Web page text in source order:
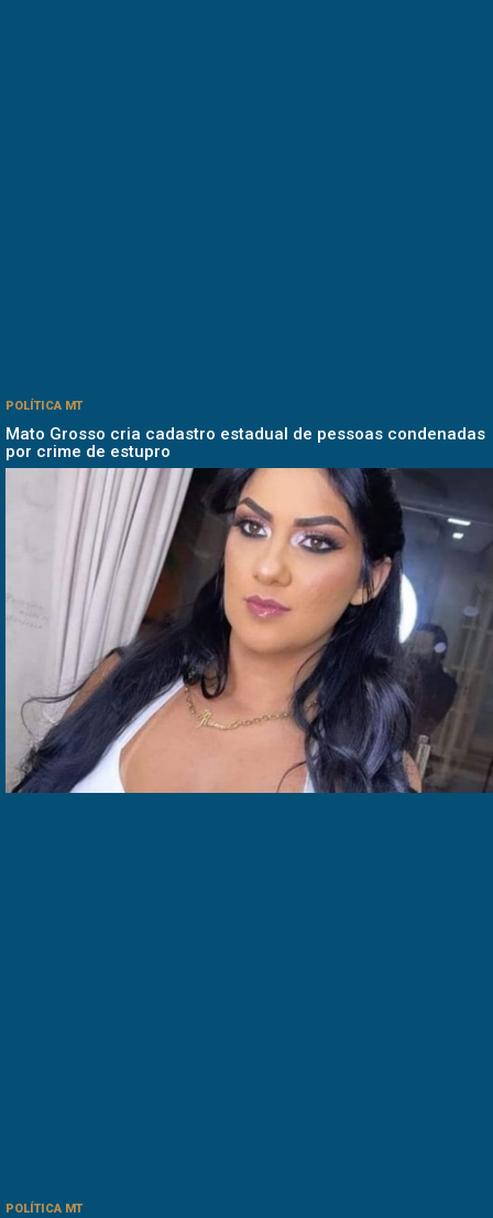
POLÍTICA MT
Mato Grosso cria cadastro estadual de pessoas condenadas
por crime de estupro
POLÍTICA MT